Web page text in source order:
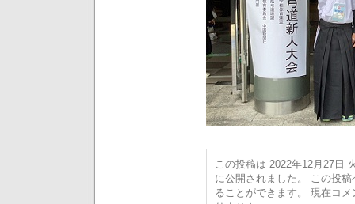
この投稿は 2022年12月27日
に公開されました。 この投
ることができます。 現在コ